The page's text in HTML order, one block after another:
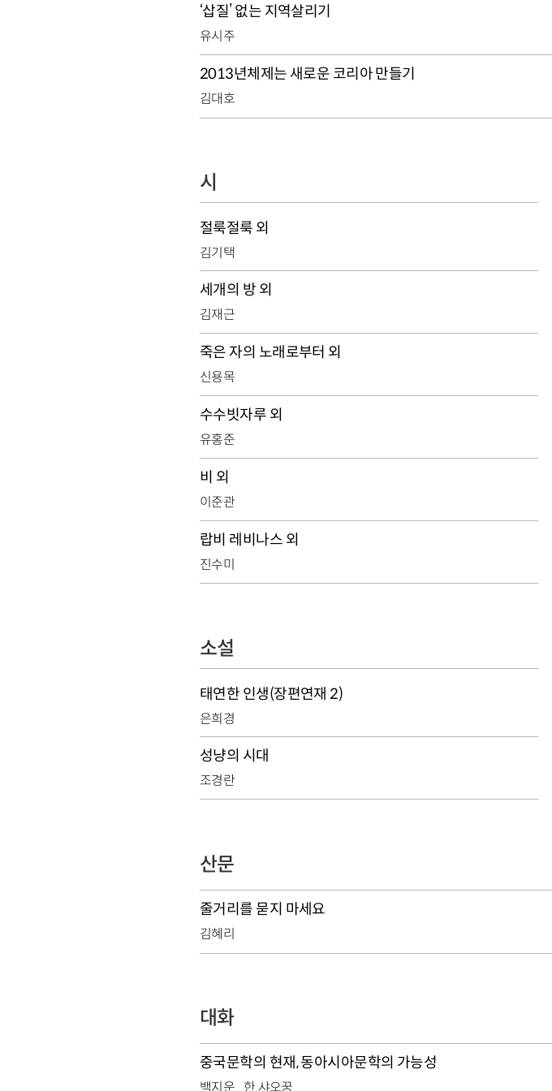
‘삽질’ 없는 지역살리기
유시주
2013년체제는 새로운 코리아 만들기
김대호
시
절룩절룩 외
김기택
세개의 방 외
김재근
죽은 자의 노래로부터 외
신용목
수수빗자루 외
유홍준
비 외
이준관
랍비 레비나스 외
진수미
소설
태연한 인생(장편연재 2)
은희경
성냥의 시대
조경란
산문
줄거리를 묻지 마세요
김혜리
대화
중국문학의 현재, 동아시아문학의 가능성
백지운 한 샤오꿍